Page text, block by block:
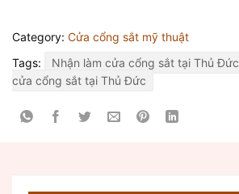
Category: Cửa cổng sắt mỹ thuật
Tags:
Nhận làm cửa cổng sắt tại Thủ Đức
cửa cổng sắt tại Thủ Đức